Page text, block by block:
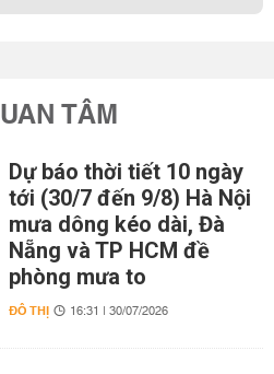
TÂM
Dự báo thời tiết 10 ngày
tới (30/7 đến 9/8) Hà Nội
mưa dông kéo dài, Đà
Nẵng và TP HCM đề
phòng mưa to
ĐÔ THỊ 16:31 | 30/07/2026